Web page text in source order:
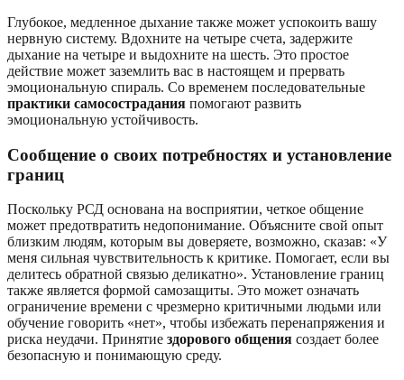
Глубокое, медленное дыхание также может успокоить вашу
нервную систему. Вдохните на четыре счета, задержите
дыхание на четыре и выдохните на шесть. Это простое
действие может заземлить вас в настоящем и прервать
эмоциональную спираль. Со временем последовательные
практики самосострадания помогают развить
эмоциональную устойчивость.
Сообщение о своих потребностях и установление
границ
Поскольку РСД основана на восприятии, четкое общение
может предотвратить недопонимание. Объясните свой опыт
близким людям, которым вы доверяете, возможно, сказав: «У
меня сильная чувствительность к критике. Помогает, если вы
делитесь обратной связью деликатно». Установление границ
также является формой самозащиты. Это может означать
ограничение времени с чрезмерно критичными людьми или
обучение говорить «нет», чтобы избежать перенапряжения и
риска неудачи. Принятие здорового общения создает более
безопасную и понимающую среду.